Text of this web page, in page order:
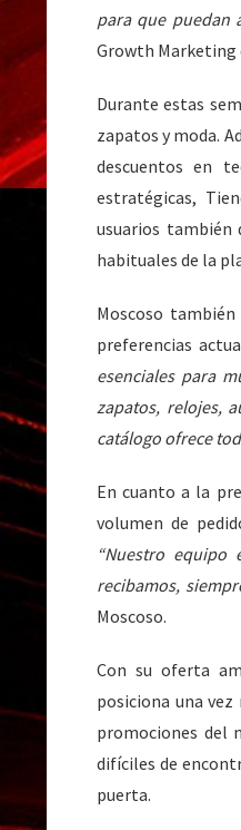
para que puedan
Growth Marketing
Durante estas
zapatos y moda.
descuentos en
estratégicas,
usuarios también
habituales de la
Moscoso
preferencias
esenciales para
zapatos, relojes,
catálogo ofrece
En cuanto a la
volumen de
“Nuestro
recibamos,
Moscoso.
Con su oferta
posiciona una
promociones del
difíciles de
puerta.